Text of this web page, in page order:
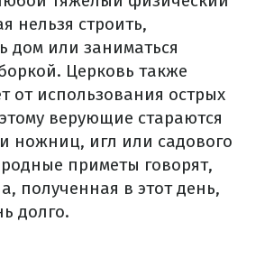
нельзя строить,
дом или заниматься
Церковь также
от использования острых
верующие стараются
ножниц, игл или садового
приметы говорят,
полученная в этот день,
долго.